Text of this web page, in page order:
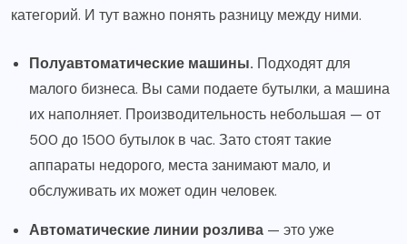
категорий. И тут важно понять разницу между ними.
Полуавтоматические машины. Подходят для
малого бизнеса. Вы сами подаете бутылки, а машина
их наполняет. Производительность небольшая — от
500 до 1500 бутылок в час. Зато стоят такие
аппараты недорого, места занимают мало, и
обслуживать их может один человек.
Автоматические линии розлива — это уже